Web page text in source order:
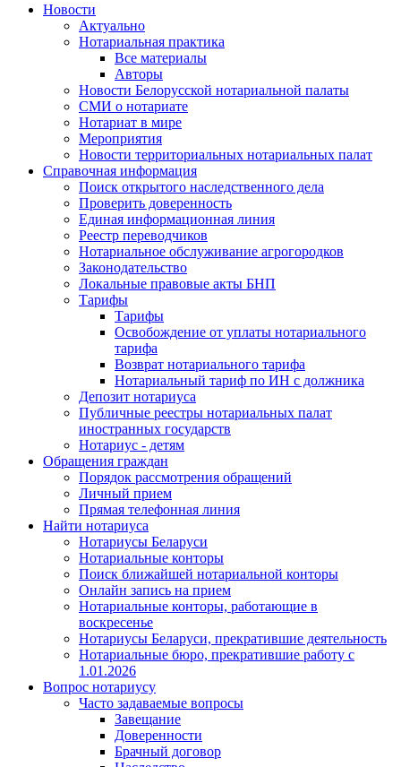
Новости
Актуально
Нотариальная практика
Все материалы
Авторы
Новости Белорусской нотариальной палаты
СМИ о нотариате
Нотариат в мире
Мероприятия
Новости территориальных нотариальных палат
Справочная информация
Поиск открытого наследственного дела
Проверить доверенность
Единая информационная линия
Реестр переводчиков
Нотариальное обслуживание агрогородков
Законодательство
Локальные правовые акты БНП
Тарифы
Тарифы
Освобождение от уплаты нотариального
тарифа
Возврат нотариального тарифа
Нотариальный тариф по ИН с должника
Депозит нотариуса
Публичные реестры нотариальных палат
иностранных государств
Нотариус - детям
Обращения граждан
Порядок рассмотрения обращений
Личный прием
Прямая телефонная линия
Найти нотариуса
Нотариусы Беларуси
Нотариальные конторы
Поиск ближайшей нотариальной конторы
Онлайн запись на прием
Нотариальные конторы, работающие в
воскресенье
Нотариусы Беларуси, прекратившие деятельность
Нотариальные бюро, прекратившие работу с
1.01.2026
Вопрос нотариусу
Часто задаваемые вопросы
Завещание
Доверенности
Брачный договор